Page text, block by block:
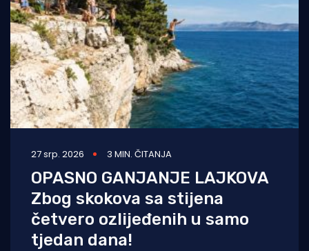
27 srp. 2026 3 MIN. ČITANJA
OPASNO GANJANJE LAJKOVA
Zbog skokova sa stijena
četvero ozlijeđenih u samo
tjedan dana!